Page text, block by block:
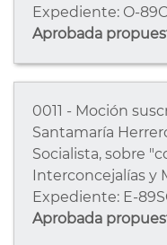
Expediente: O-
Aprobada
0011 - Moción
Santamaría
Socialista, sobre
Interconcejalías y
Expediente: E-
Aprobada